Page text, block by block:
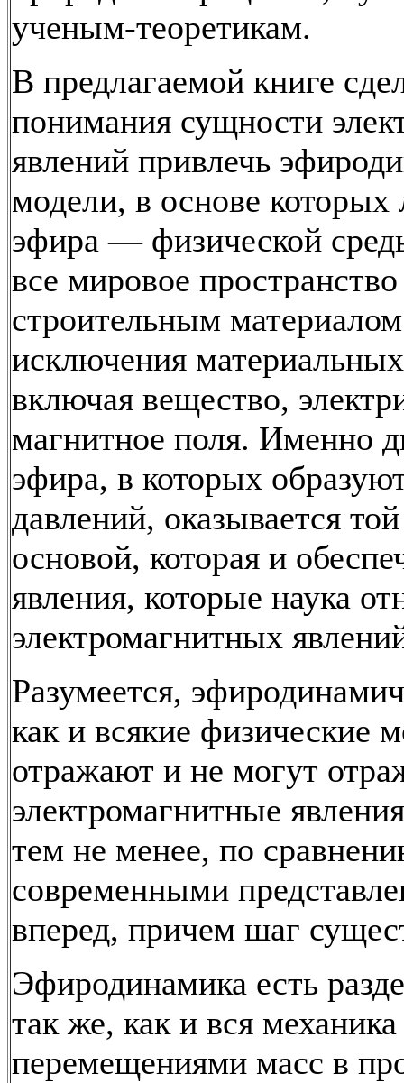
ученым-теоретикам.
В предлагаемой книге
понимания сущности
явлений привлечь
модели, в основе
эфира — физической
все мировое
строительным
исключения
включая вещество,
магнитное поля. Именно
эфира, в которых
давлений, оказывается
основой, которая и
явления, которые наука
электромагнитных
Разумеется,
как и всякие физические
отражают и не могут
электромагнитные
тем не менее, по
современными
вперед, причем шаг
Эфиродинамика есть
так же, как и вся
перемещениями масс в